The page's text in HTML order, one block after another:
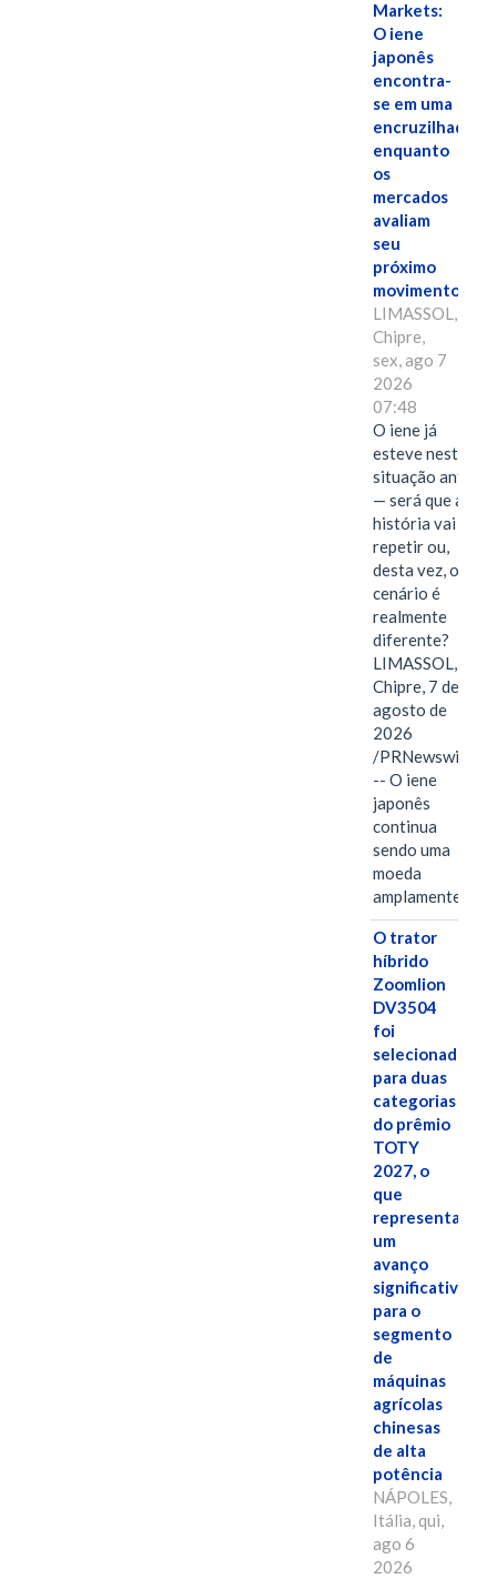
Markets:
O iene
japonês
encontra-
se em uma
encruzilhada
enquanto
os
mercados
avaliam
seu
próximo
movimento.
LIMASSOL,
Chipre,
sex, ago 7
2026
07:48
O iene já
esteve nesta
situação antes
— será que a
história vai se
repetir ou,
desta vez, o
cenário é
realmente
diferente?
LIMASSOL,
Chipre, 7 de
agosto de
2026
/PRNewswire/
-- O iene
japonês
continua
sendo uma
moeda
amplamente…
O trator
híbrido
Zoomlion
DV3504
foi
selecionado
para duas
categorias
do prêmio
TOTY
2027, o
que
representa
um
avanço
significativo
para o
segmento
de
máquinas
agrícolas
chinesas
de alta
potência
NÁPOLES,
Itália, qui,
ago 6
2026